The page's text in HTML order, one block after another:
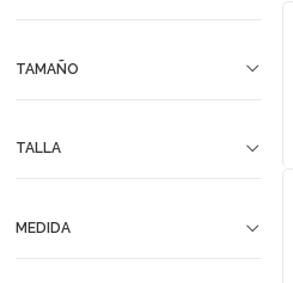
TAMAÑO
TALLA
MEDIDA